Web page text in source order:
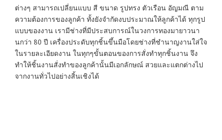
ต่างๆ สามารถเปลี่ยนแบบ สี ขนาด รูปทรง ตัวเรือน อัญมณี ตาม
ความต้องการของลูกค้า ทั้งยังจำกัดงบประมาณให้ลูกค้าได้ ทุกรูป
แบบของงาน เรามีช่างที่มีประสบการณ์ในวงการทองมายาวนา
นกว่า 80 ปี เครื่องประดับทุกชิ้นขึ้นมือโดยช่างที่ชำนาญงานใส่ใจ
ในรายละเอียดงาน ในทุกๆขั้นตอนของการสั่งทำทุกชิ้นงาน จึง
ทำให้ชิ้นงานสั่งทำของลูกค้านั้นมีเอกลักษณ์ สวยและแตกต่างไป
จากงานทั่วไปอย่างสิ้นเชิงได้